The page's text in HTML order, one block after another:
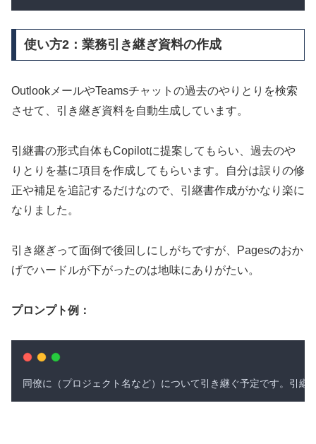
使い方2：業務引き継ぎ資料の作成
OutlookメールやTeamsチャットの過去のやりとりを検索
させて、引き継ぎ資料を自動生成しています。
引継書の形式自体もCopilotに提案してもらい、過去のや
りとりを基に項目を作成してもらいます。自分は誤りの修
正や補足を追記するだけなので、引継書作成がかなり楽に
なりました。
引き継ぎって面倒で後回しにしがちですが、Pagesのおか
げでハードルが下がったのは地味にありがたい。
プロンプト例：
同僚に （プロジェクト名など） について引き継ぐ予定です。 引継